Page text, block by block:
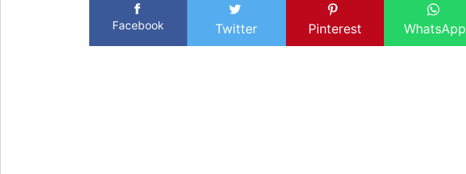
Facebook Twitter Pinterest WhatsApp